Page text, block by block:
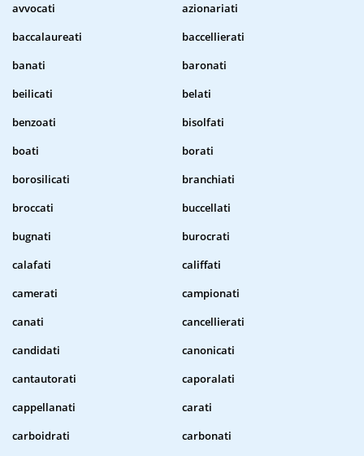
avvocati
azionariati
baccalaureati
baccellierati
banati
baronati
beilicati
belati
benzoati
bisolfati
boati
borati
borosilicati
branchiati
broccati
buccellati
bugnati
burocrati
calafati
califfati
camerati
campionati
canati
cancellierati
candidati
canonicati
cantautorati
caporalati
cappellanati
carati
carboidrati
carbonati